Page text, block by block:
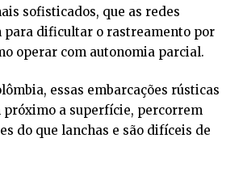
sofisticados, que as redes
para dificultar o rastreamento por
operar com autonomia parcial.
essas embarcações rústicas
próximo a superfície, percorrem
do que lanchas e são difíceis de